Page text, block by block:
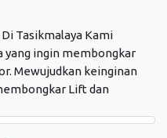
Tasikmalaya Kami
yang ingin membongkar
Mewujudkan keinginan
Lift dan